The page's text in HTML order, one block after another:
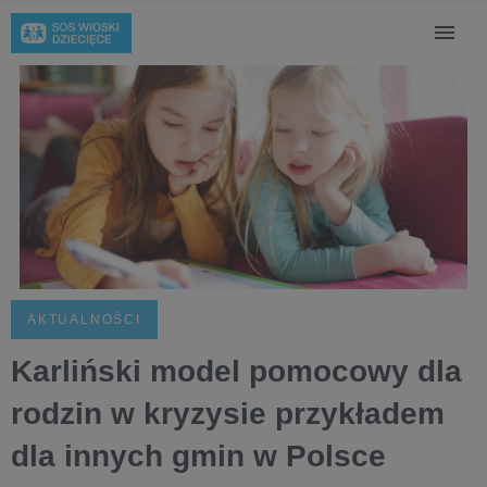
AKTUALNOŚCI
Karliński model pomocowy dla
rodzin w kryzysie przykładem
dla innych gmin w Polsce